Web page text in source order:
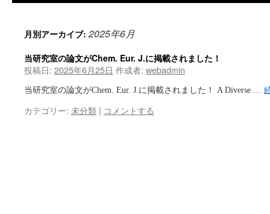
月別アーカイブ: 2025年6月
当研究室の論文がChem. Eur. J.に掲載されました！
投稿日: 2025年6月25日 作成者: webadmin
当研究室の論文がChem. Eur. J.に掲載されました！ A Diverse …
カテゴリー: 未分類 | コメントする